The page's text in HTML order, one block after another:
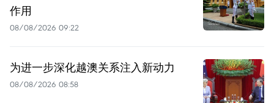
作用
08/08/2026 09:22
为进一步深化越澳关系注入新动力
08/08/2026 08:58